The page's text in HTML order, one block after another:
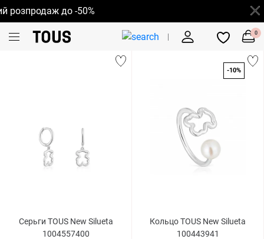
до -50%
0
Серьги TOUS New Silueta
1004557400
-10%
Кольцо TOUS New Silueta
100443941